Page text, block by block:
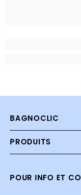
BAGNOCLIC
PRODUITS
POUR INFO ET